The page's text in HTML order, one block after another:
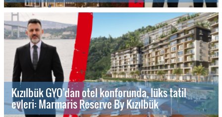
Kızılbük GYO’dan otel konforunda, lüks tatil
evleri: Marmaris Reserve By Kızılbük